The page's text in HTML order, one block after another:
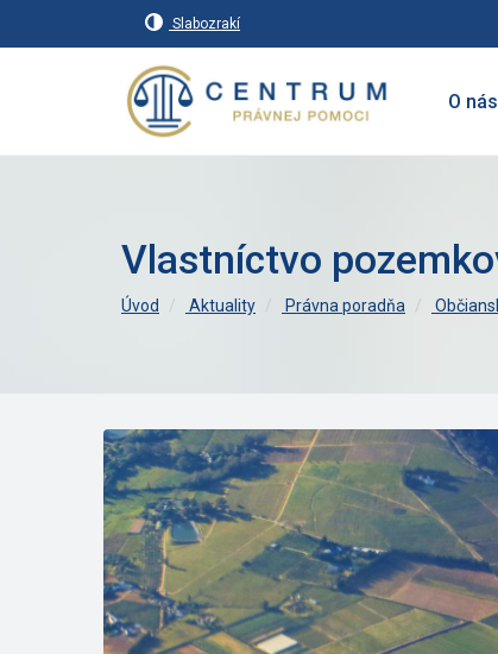
Slabozrakí
O nás
Vlastníctvo
Úvod Aktuality Právna poradňa